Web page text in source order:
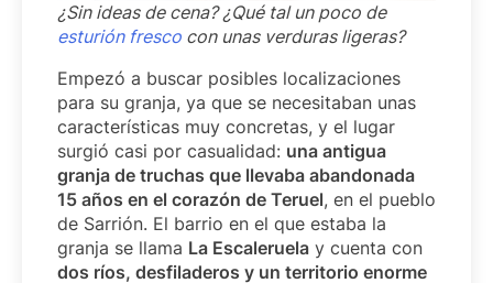
¿Sin ideas de cena? ¿Qué tal un poco de
esturión fresco con unas verduras ligeras?
Empezó a buscar posibles localizaciones
para su granja, ya que se necesitaban unas
características muy concretas, y el lugar
surgió casi por casualidad: una antigua
granja de truchas que llevaba abandonada
15 años en el corazón de Teruel, en el pueblo
de Sarrión. El barrio en el que estaba la
granja se llama La Escaleruela y cuenta con
dos ríos, desfiladeros y un territorio enorme